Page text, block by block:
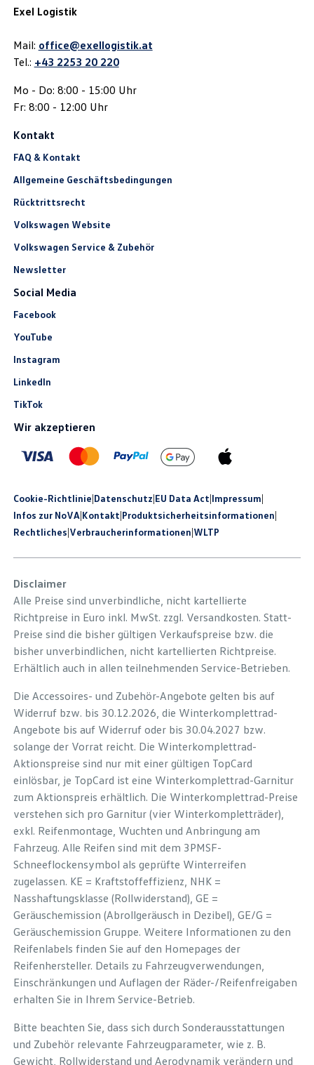
Exel Logistik
Mail: office@exellogistik.at
Tel.: +43 2253 20 220
Mo - Do: 8:00 - 15:00 Uhr
Fr: 8:00 - 12:00 Uhr
Kontakt
FAQ & Kontakt
Allgemeine Geschäftsbedingungen
Rücktrittsrecht
Volkswagen Website
Volkswagen Service & Zubehör
Newsletter
Social Media
Facebook
YouTube
Instagram
LinkedIn
TikTok
Wir akzeptieren
Cookie-Richtlinie|Datenschutz|EU Data Act|Impressum|
Infos zur NoVA|Kontakt|Produkt­sicherheits­informationen|
Rechtliches|Verbraucherinformationen|WLTP
Disclaimer
Alle Preise sind unverbindliche, nicht kartellierte
Richtpreise in Euro inkl. MwSt. zzgl. Versandkosten. Statt-
Preise sind die bisher gültigen Verkaufspreise bzw. die
bisher unverbindlichen, nicht kartellierten Richtpreise.
Erhältlich auch in allen teilnehmenden Service-Betrieben.
Die Accessoires- und Zubehör-Angebote gelten bis auf
Widerruf bzw. bis 30.12.2026, die Winterkomplettrad-
Angebote bis auf Widerruf oder bis 30.04.2027 bzw.
solange der Vorrat reicht. Die Winterkomplettrad-
Aktionspreise sind nur mit einer gültigen TopCard
einlösbar, je TopCard ist eine Winterkomplettrad-Garnitur
zum Aktionspreis erhältlich. Die Winterkomplettrad-Preise
verstehen sich pro Garnitur (vier Winterkompletträder),
exkl. Reifenmontage, Wuchten und Anbringung am
Fahrzeug. Alle Reifen sind mit dem 3PMSF-
Schneeflockensymbol als geprüfte Winterreifen
zugelassen. KE = Kraftstoffeffizienz, NHK =
Nasshaftungsklasse (Rollwiderstand), GE =
Geräuschemission (Abrollgeräusch in Dezibel), GE/G =
Geräuschemission Gruppe. Weitere Informationen zu den
Reifenlabels finden Sie auf den Homepages der
Reifenhersteller. Details zu Fahrzeugverwendungen,
Einschränkungen und Auflagen der Räder-/Reifenfreigaben
erhalten Sie in Ihrem Service-Betrieb.
Bitte beachten Sie, dass sich durch Sonderausstattungen
und Zubehör relevante Fahrzeugparameter, wie z. B.
Gewicht, Rollwiderstand und Aerodynamik verändern und